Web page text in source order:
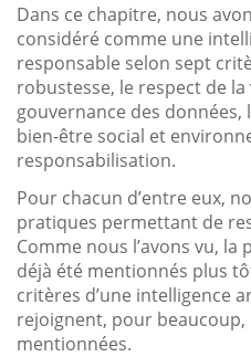
Dans ce chapitre, nous
considéré comme une
responsable selon sept
robustesse, le respect de la
gouvernance des données,
bien-être social et
responsabilisation.
Pour chacun d’entre eux,
pratiques permettant de
Comme nous l’avons vu,
déjà été mentionnés plus
critères d’une intelligence
rejoignent, pour
mentionnées.